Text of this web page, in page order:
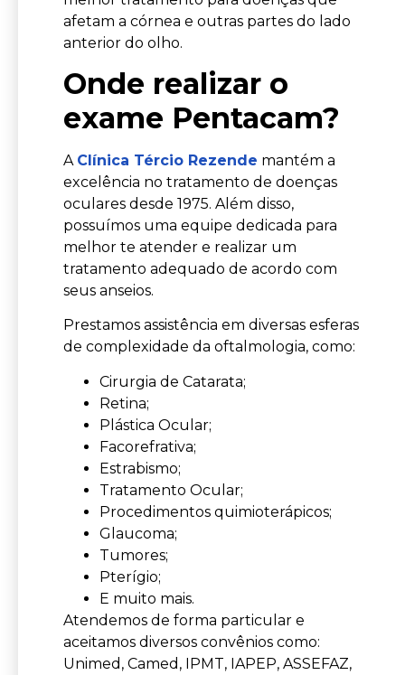
afetam a córnea e outras partes do lado
anterior do olho.
Onde realizar o
exame Pentacam?
A Clínica Tércio Rezende mantém a
excelência no tratamento de doenças
oculares desde 1975. Além disso,
possuímos uma equipe dedicada para
melhor te atender e realizar um
tratamento adequado de acordo com
seus anseios.
Prestamos assistência em diversas esferas
de complexidade da oftalmologia, como:
Cirurgia de Catarata;
Retina;
Plástica Ocular;
Facorefrativa;
Estrabismo;
Tratamento Ocular;
Procedimentos quimioterápicos;
Glaucoma;
Tumores;
Pterígio;
E muito mais.
Atendemos de forma particular e
aceitamos diversos convênios como:
Unimed, Camed, IPMT, IAPEP, ASSEFAZ,